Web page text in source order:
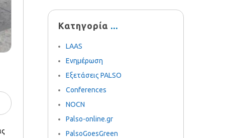
Κατηγορία
LAAS
Ενημέρωση
Εξετάσεις PALSO
Conferences
NOCN
Palso-online.gr
PalsoGoesGreen